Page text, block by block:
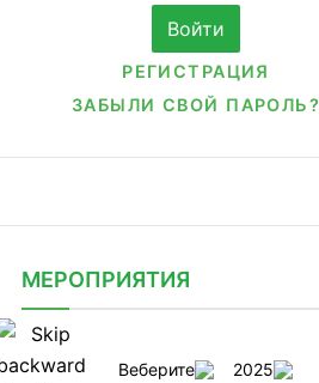
РЕГИСТРАЦИЯ
ЗАБЫЛИ СВОЙ ПАРОЛЬ?
МЕРОПРИЯТИЯ
Веберите 2025